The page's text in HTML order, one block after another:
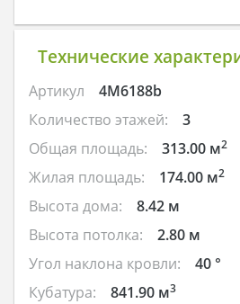
Технические
Артикул
4M6188b
Количество этажей:
3
Общая площадь:
313.00 м2
Жилая площадь: 174.00 м2
Высота дома:
8.42 м
Высота потолка:
2.80 м
Угол наклона кровли:
40 °
Кубатура:
841.90 м3